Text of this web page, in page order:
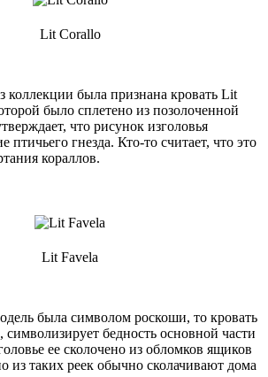
Lit Corallo
коллекции была признана кровать Lit
было сплетено из позолоченной
что рисунок изголовья
птичьего гнезда. Кто-то считает, что это
кораллов.
Lit Favela
была символом роскоши, то кровать
бедность основной части
ее сколочено из обломков ящиков
из таких реек обычно сколачивают дома